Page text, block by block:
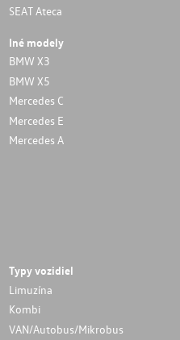
SEAT Ateca
Iné modely
BMW X3
BMW X5
Mercedes C
Mercedes E
Mercedes A
Typy vozidiel
Limuzína
Kombi
VAN/Autobus/Mikrobus